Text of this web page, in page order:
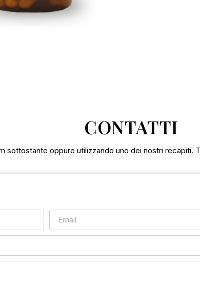
CONTATTI
sottostante oppure utilizzando uno dei nostri recapiti.